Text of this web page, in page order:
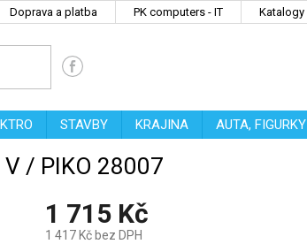
Doprava a platba PK computers - IT Katalogy
STAVBY KRAJINA AUTA, FIGURKY
/ PIKO 28007
1 715 Kč
1 417 Kč bez DPH